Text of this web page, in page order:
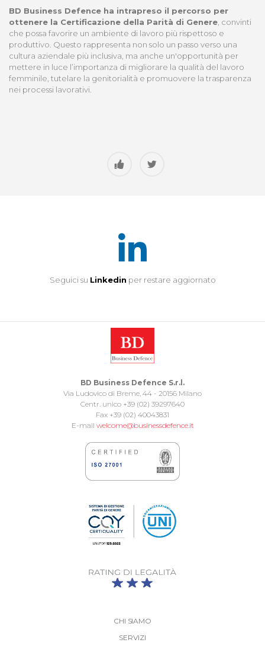
BD Business Defence ha intrapreso il percorso per
ottenere la Certificazione della Parità di Genere , convinti
che possa favorire un ambiente di lavoro più rispettoso e
produttivo. Questo rappresenta non solo un passo verso una
cultura aziendale più inclusiva, ma anche un'opportunità per
mettere in luce l’importanza di migliorare la qualità del lavoro
femminile, tutelare la genitorialità e promuovere la trasparenza
nei processi lavorativi.
Seguici su Linkedin per restare aggiornato
BD Business Defence S.r.l.
Via Ludovico di Breme, 44 - 20156 Milano
Centr. unico +39 (02) 39297640
Fax +39 (02) 40043831
E-mail welcome@businessdefence.it
CHI SIAMO
SERVIZI